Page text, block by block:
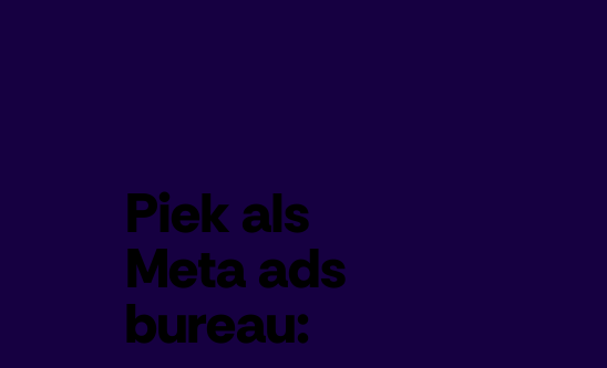
Piek als
Meta ads
bureau: